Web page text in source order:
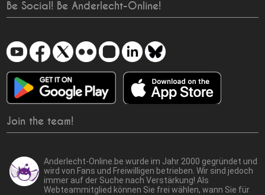
Be Social! Be Anderlecht-Online!
Join the team!
Anderlecht-Online.be wurde im Jahr 2000 gegründet und
wird von Fans und Freiwilligen betrieben. Wir sind jedoch
immer auf der Suche nach Verstärkung! Als
Webteammitglied können Sie frei wählen, wann Sie für